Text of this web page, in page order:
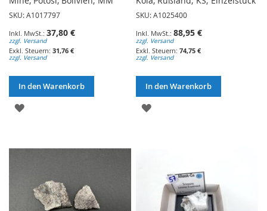
SKU: A1017797
37,80 €
zzgl. Versand
31,76 €
zzgl. Versand
In den Warenkorb
ZUR
HINZUFÜGEN
SKU: A1025400
88,95 €
zzgl. Versand
74,75 €
zzgl. Versand
In den Warenkorb
ZUR